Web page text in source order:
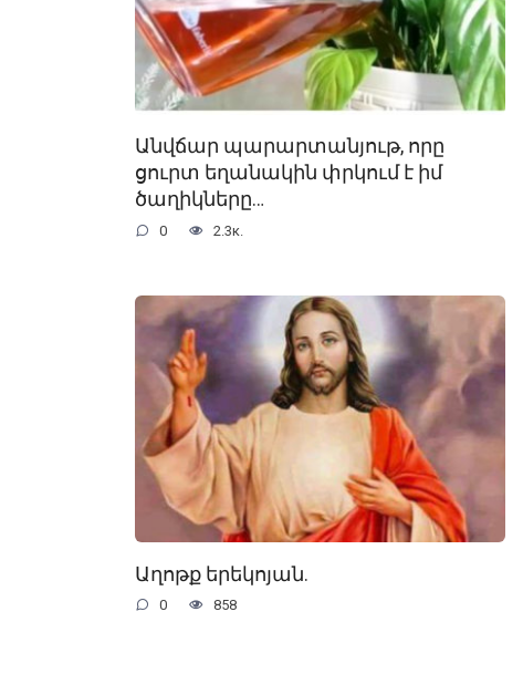
Անվճար պարարտանյութ, որը
ցուրտ եղանակին փրկում է իմ
ծաղիկները…
0 2.3к.
Աղոթք երեկոյան.
0 858